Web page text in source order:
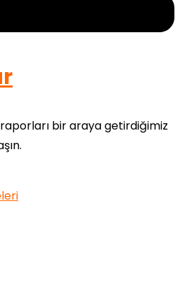
bir araya getirdiğimiz